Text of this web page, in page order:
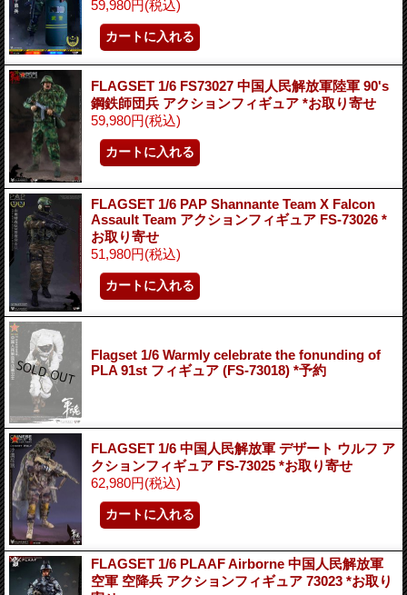
59,980円(税込)
FLAGSET 1/6 FS73027 中国人民解放軍陸軍 90's
鋼鉄師団兵 アクションフィギュア *お取り寄せ
59,980円(税込)
FLAGSET 1/6 PAP Shannante Team X Falcon
Assault Team アクションフィギュア FS-73026 *
お取り寄せ
51,980円(税込)
Flagset 1/6 Warmly celebrate the fonunding of
PLA 91st フィギュア (FS-73018) *予約
FLAGSET 1/6 中国人民解放軍 デザート ウルフ ア
クションフィギュア FS-73025 *お取り寄せ
62,980円(税込)
FLAGSET 1/6 PLAAF Airborne 中国人民解放軍
空軍 空降兵 アクションフィギュア 73023 *お取り